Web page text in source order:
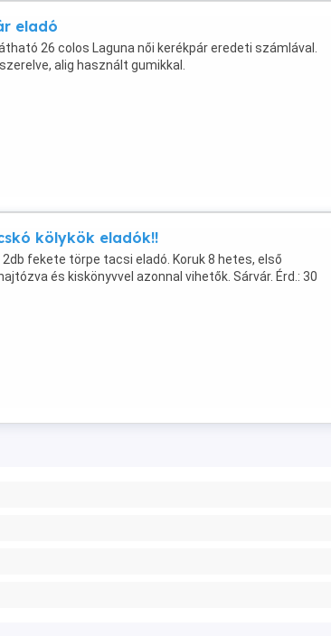
eladó
26 colos Laguna női kerékpár eredeti számlával.
alig használt gumikkal.
kölykök eladók!!
2db fekete törpe tacsi eladó. Koruk 8 hetes, első
és kiskönyvvel azonnal vihetők. Sárvár. Érd.: 30